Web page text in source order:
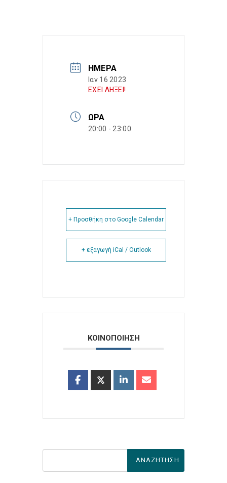
ΗΜΈΡΑ
Ιαν 16 2023
ΕΧΕΙ ΛΗΞΕΙ!
ΏΡΑ
20:00 - 23:00
+ Προσθήκη στο Google Calendar
+ εξαγωγή iCal / Outlook
ΚΟΙΝΟΠΟΙΗΣΗ